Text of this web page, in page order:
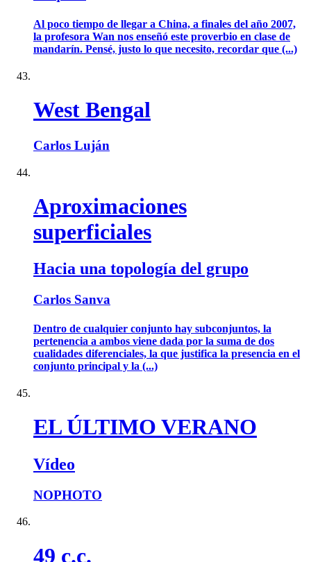
Al poco tiempo de llegar a China, a finales del año 2007,
la profesora Wan nos enseñó este proverbio en clase de
mandarín. Pensé, justo lo que necesito, recordar que (...)
West Bengal
Carlos Luján
Aproximaciones
superficiales
Hacia una topología del grupo
Carlos Sanva
Dentro de cualquier conjunto hay subconjuntos, la
pertenencia a ambos viene dada por la suma de dos
cualidades diferenciales, la que justifica la presencia en el
conjunto principal y la (...)
EL ÚLTIMO VERANO
Vídeo
NOPHOTO
49 c.c.